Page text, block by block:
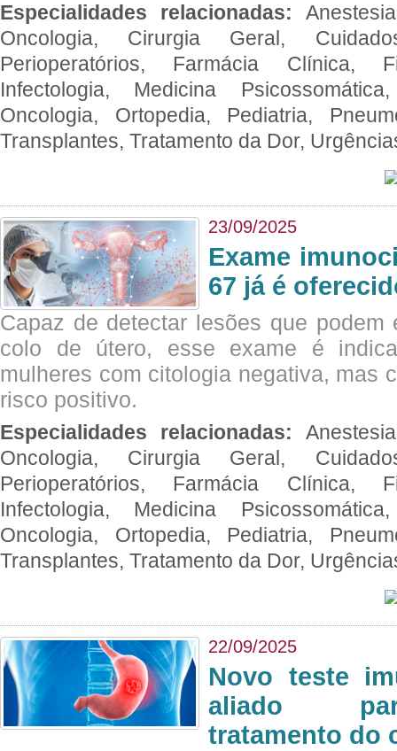
Especialidades relacionadas:
Oncologia, Cirurgia Geral,
Perioperatórios, Farmácia Clínica,
Infectologia, Medicina
Oncologia, Ortopedia, Pediatria,
Transplantes, Tratamento da Dor,
23/09/2025
Exame
67 já é
Capaz de detectar lesões que
colo de útero, esse exame é
mulheres com citologia negativa, mas
risco positivo.
Especialidades relacionadas:
Oncologia, Cirurgia Geral,
Perioperatórios, Farmácia Clínica,
Infectologia, Medicina
Oncologia, Ortopedia, Pediatria,
Transplantes, Tratamento da Dor,
22/09/2025
Novo teste
aliado
tratamento do